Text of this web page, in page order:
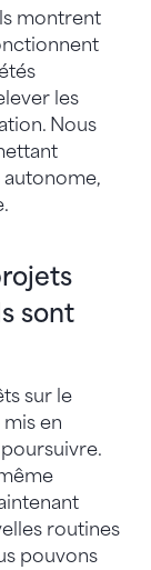
montrent
les
Nous
sont
sur le
en
routines
pouvons